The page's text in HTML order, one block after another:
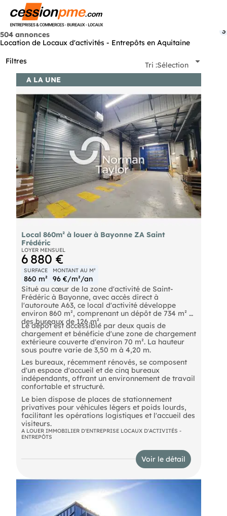
504 annonces
Location de Locaux d'activités - Entrepôts en Aquitaine
Filtres
3
Tri :Sélection
A LA UNE
Local 860m² à louer à Bayonne ZA Saint
Frédéric
LOYER MENSUEL
6 880 €
SURFACE
860 m²
MONTANT AU M²
96 €/m²/an
Situé au cœur de la zone d'activité de Saint-
Frédéric à Bayonne, avec accès direct à
l'autoroute A63, ce local d'activité développe
environ 860 m², comprenant un dépôt de 734 m² et
des bureaux de 126 m².
Le dépôt est accessible par deux quais de
chargement et bénéficie d'une zone de chargement
extérieure couverte d'environ 70 m². La hauteur
sous poutre varie de 3,50 m à 4,20 m.
Les bureaux, récemment rénovés, se composent
d'un espace d'accueil et de cinq bureaux
indépendants, offrant un environnement de travail
confortable et structuré.
Le bien dispose de places de stationnement
privatives pour véhicules légers et poids lourds,
facilitant les opérations logistiques et l'accueil des
visiteurs.
A LOUER IMMOBILIER D'ENTREPRISE LOCAUX D'ACTIVITÉS -
ENTREPÔTS
Voir le détail